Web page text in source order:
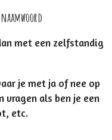
met een zelfstandig
je met ja of nee op
vragen als ben je een
etc.